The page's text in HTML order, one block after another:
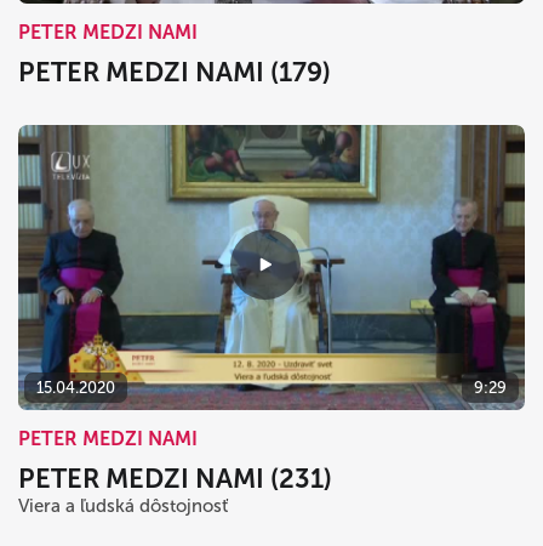
PETER MEDZI NAMI
PETER MEDZI NAMI (179)
15.04.2020 9:29
PETER MEDZI NAMI
PETER MEDZI NAMI (231)
Viera a ľudská dôstojnosť